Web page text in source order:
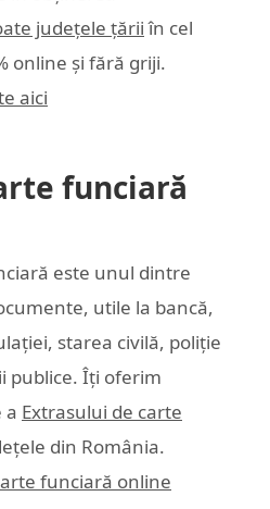
județele țării în cel
online și fără griji.
aici
funciară
este unul dintre
utile la bancă,
starea civilă, poliție
publice. Îți oferim
a Extrasului de carte
din România.
funciară online